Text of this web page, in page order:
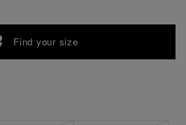
Find your size